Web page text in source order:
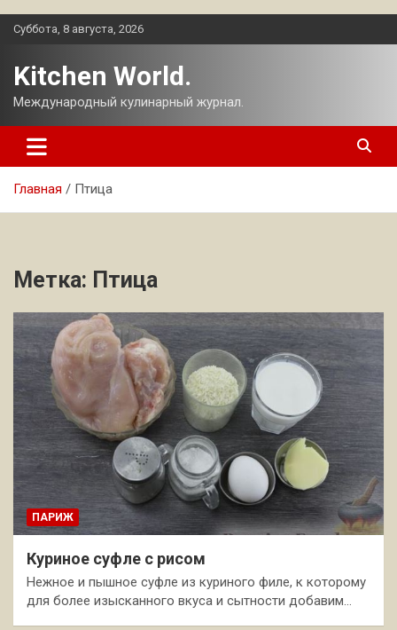
Перейти
Суббота, 8 августа, 2026
Kitchen World.
Международный кулинарный журнал.
Главная Птица
Метка: Птица
ПАРИЖ
Куриное суфле с рисом
Нежное и пышное суфле из куриного филе, к которому
для более изысканного вкуса и сытности добавим…